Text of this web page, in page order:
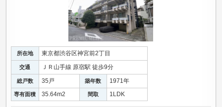
所在地 東京都渋谷区神宮前2丁目
交通 ＪＲ山手線 原宿駅 徒歩9分
総戸数 35戸 築年数 1971年
専有面積 35.64m2 間取 1LDK